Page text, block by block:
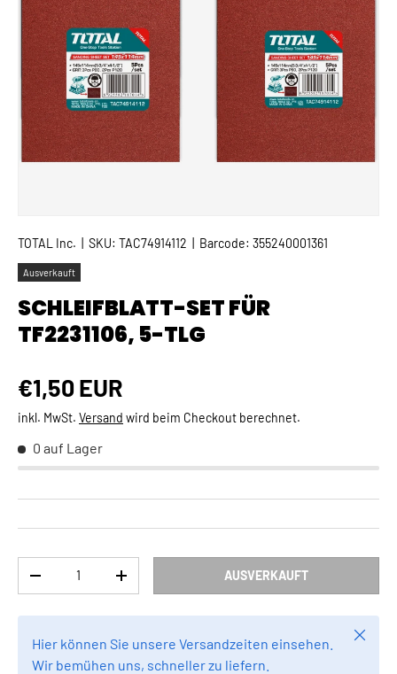
TOTAL Inc. SKU: TAC74914112 Barcode: 355240001361
Ausverkauft
SCHLEIFBLATT-SET FÜR
TF2231106, 5-TLG
Normaler Preis
€1,50 EUR
inkl. MwSt. Versand wird beim Checkout berechnet.
0 auf Lager
MENGE VERRINGERNMENGE ERHÖHEN AUSVERKAUFT
Hier können Sie unsere Versandzeiten einsehen.
Wir bemühen uns, schneller zu liefern.